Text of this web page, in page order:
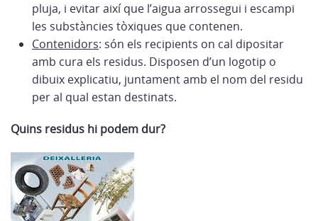
pluja, i evitar així que l’aigua arrossegui i escampi
les substàncies tòxiques que contenen.
Contenidors: són els recipients on cal dipositar
amb cura els residus. Disposen d’un logotip o
dibuix explicatiu, juntament amb el nom del residu
per al qual estan destinats.
Quins residus hi podem dur?